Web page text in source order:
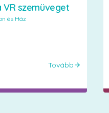
VR szemüveget
és Ház
Tovább